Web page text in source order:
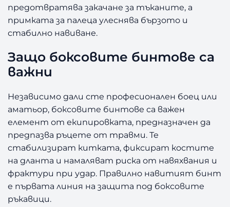
h
e
r
l
a
k
G
o
l
d
предотвратява закачане за тъканите, а
примката за палеца улеснява бързото и
стабилно навиване.
Защо боксовите бинтове са
важни
Независимо дали сте професионален боец или
аматьор, боксовите бинтове са важен
елемент от екипировката, предназначен да
предпазва ръцете от травми. Те
стабилизират китката, фиксират костите
на дланта и намаляват риска от навяхвания и
фрактури при удар. Правилно навитият бинт
е първата линия на защита под боксовите
ръкавици.